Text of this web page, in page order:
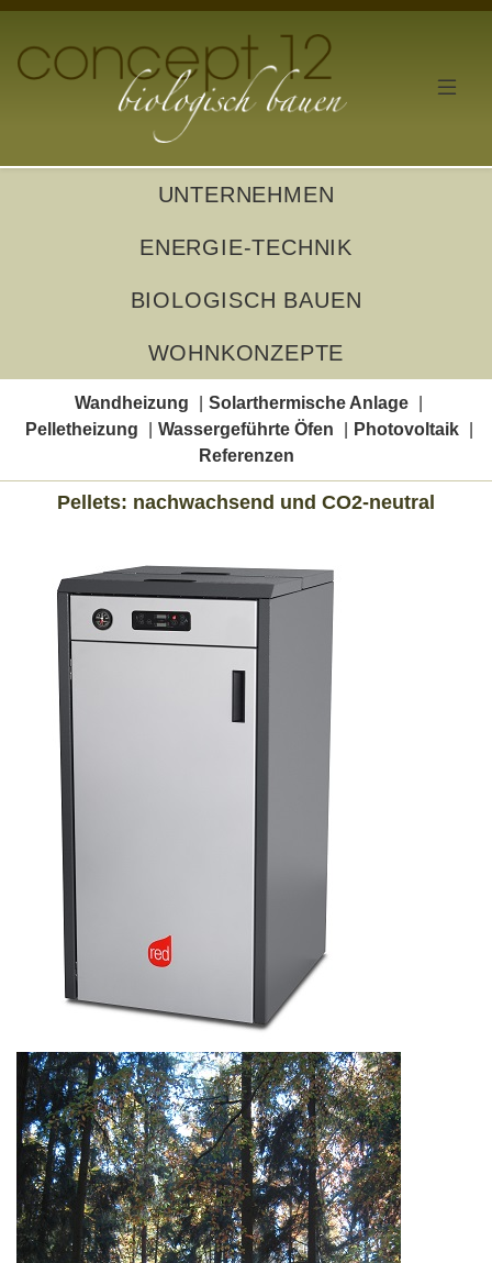
UNTERNEHMEN
ENERGIE-TECHNIK
BIOLOGISCH BAUEN
WOHNKONZEPTE
Wandheizung
Solarthermische Anlage
Pelletheizung
Wassergeführte Öfen
Photovoltaik
Referenzen
Pellets: nachwachsend und CO2-neutral